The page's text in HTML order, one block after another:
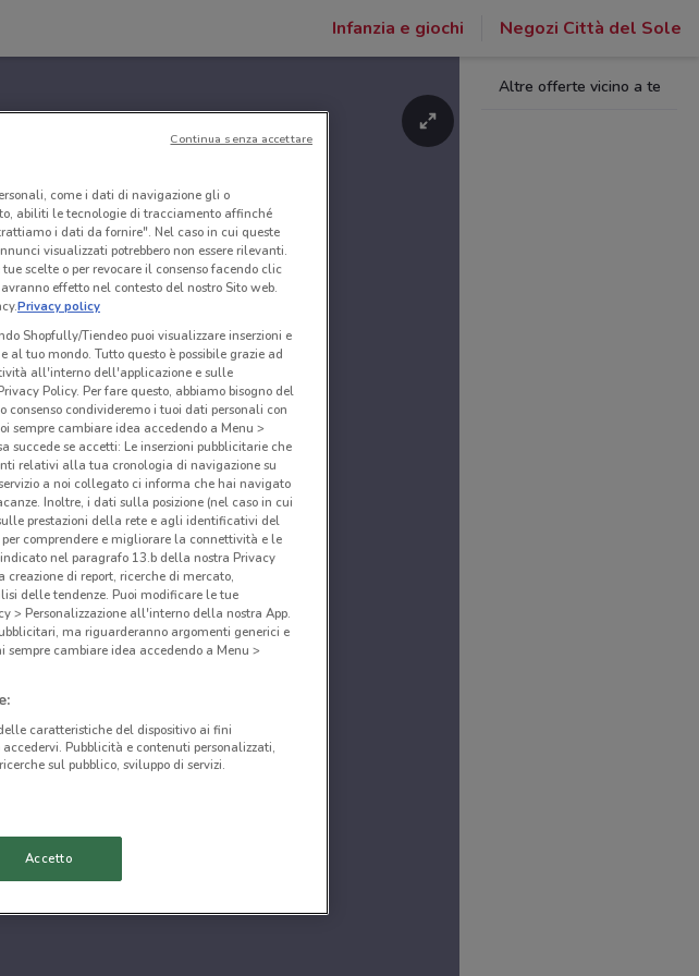
Infanzia e giochi Negozi Città del Sole
Altre offerte vicino a te
come i dati di navigazione gli o
abiliti le tecnologie di tracciamento affinché
i dati da fornire". Nel caso in cui queste
visualizzati potrebbero non essere rilevanti.
scelte o per revocare il consenso facendo clic
effetto nel contesto del nostro Sito web.
Privacy policy
Shopfully/Tiendeo puoi visualizzare inserzioni e
tuo mondo. Tutto questo è possibile grazie ad
all'interno dell'applicazione e sulle
Policy. Per fare questo, abbiamo bisogno del
condivideremo i tuoi dati personali con
sempre cambiare idea accedendo a Menu >
succede se accetti: Le inserzioni pubblicitarie che
relativi alla tua cronologia di navigazione su
a noi collegato ci informa che hai navigato
Inoltre, i dati sulla posizione (nel caso in cui
prestazioni della rete e agli identificativi del
per comprendere e migliorare la connettività e le
nel paragrafo 13.b della nostra Privacy
creazione di report, ricerche di mercato,
delle tendenze. Puoi modificare le tue
> Personalizzazione all'interno della nostra App.
ma riguarderanno argomenti generici e
cambiare idea accedendo a Menu >
caratteristiche del dispositivo ai fini
Pubblicità e contenuti personalizzati,
sul pubblico, sviluppo di servizi.
Accetto
Continua senza accettare